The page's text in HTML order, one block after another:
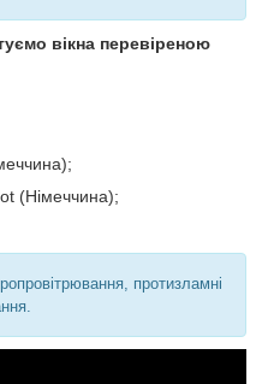
вікна перевіреною
(Німеччина);
протизламні